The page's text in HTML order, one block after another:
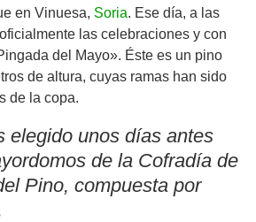
en Vinuesa, Soria. Ese día, a las
las celebraciones y con
del Mayo». Éste es un pino
de altura, cuyas ramas han sido
de la copa.
elegido unos días antes
de la Cofradía de
Pino, compuesta por